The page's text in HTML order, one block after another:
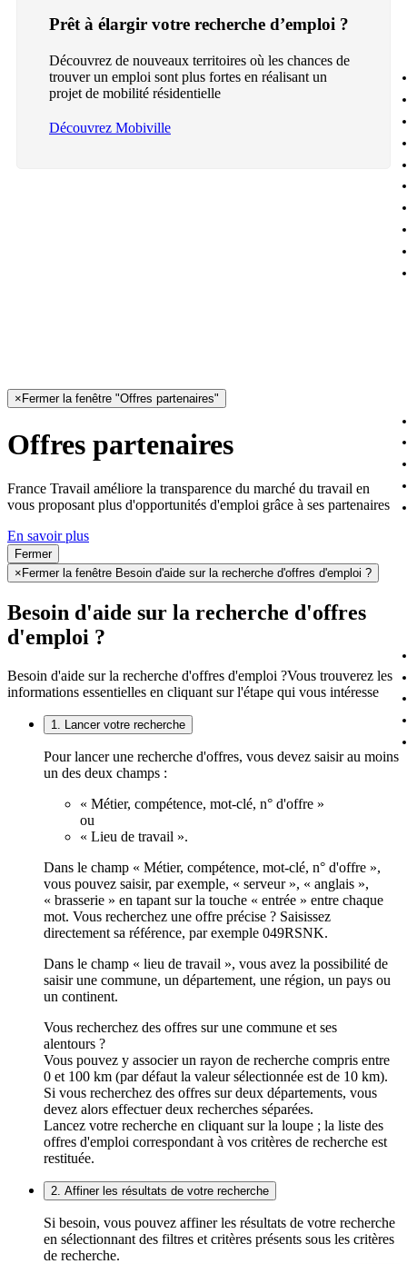
Prêt à élargir votre recherche d’emploi ?
Découvrez de nouveaux territoires où les chances de
trouver un emploi sont plus fortes en réalisant un
projet de mobilité résidentielle
Découvrez Mobiville
× Fermer la fenêtre "Offres partenaires"
Offres partenaires
France Travail améliore la transparence du marché du travail en
vous proposant plus d'opportunités d'emploi grâce à ses partenaires
En savoir plus
Fermer
× Fermer la fenêtre Besoin d'aide sur la recherche d'offres d'emploi ?
Besoin d'aide sur la recherche d'offres
d'emploi ?
Besoin d'aide sur la recherche d'offres d'emploi ?Vous trouverez les
informations essentielles en cliquant sur l'étape qui vous intéresse
1. Lancer votre recherche
Pour lancer une recherche d'offres, vous devez saisir au moins
un des deux champs :
« Métier, compétence, mot-clé, n° d'offre »
ou
« Lieu de travail ».
Dans le champ « Métier, compétence, mot-clé, n° d'offre »,
vous pouvez saisir, par exemple, « serveur », « anglais »,
« brasserie » en tapant sur la touche « entrée » entre chaque
mot. Vous recherchez une offre précise ? Saisissez
directement sa référence, par exemple 049RSNK.
Dans le champ « lieu de travail », vous avez la possibilité de
saisir une commune, un département, une région, un pays ou
un continent.
Vous recherchez des offres sur une commune et ses
alentours ?
Vous pouvez y associer un rayon de recherche compris entre
0 et 100 km (par défaut la valeur sélectionnée est de 10 km).
Si vous recherchez des offres sur deux départements, vous
devez alors effectuer deux recherches séparées.
Lancez votre recherche en cliquant sur la loupe ; la liste des
offres d'emploi correspondant à vos critères de recherche est
restituée.
2. Affiner les résultats de votre recherche
Si besoin, vous pouvez affiner les résultats de votre recherche
en sélectionnant des filtres et critères présents sous les critères
de recherche.